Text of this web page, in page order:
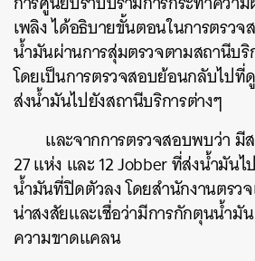
เพลิง ได้อธิบายขั้นตอนในการตรว
น้ำมันผ่านการสุ่มตรวจตามสถานีบริ
โดยเป็นการตรวจสอบย้อนกลับไป
ส่งน้ำมันไปยังสถานีบริการต่างๆ
และจากการตรวจสอบพบว่า มี
27 แห่ง และ 12 Jobber ที่ส่งน้ำมัน
น้ำมันที่ปิดตัวลง โดยสำนักงานตรว
น่าสงสัยและเชื่อว่ามีการกักตุนน้ำ
ความขาดแคลน
ค้นหา
SHARE TWEET LINE